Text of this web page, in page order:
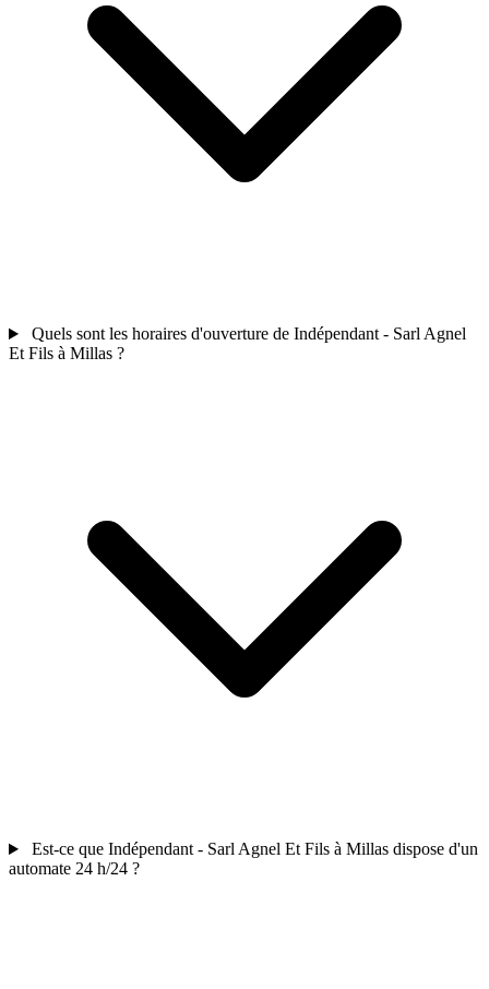
Quels sont les horaires d'ouverture de Indépendant - Sarl Agnel
Et Fils à Millas ?
Est-ce que Indépendant - Sarl Agnel Et Fils à Millas dispose d'un
automate 24 h/24 ?